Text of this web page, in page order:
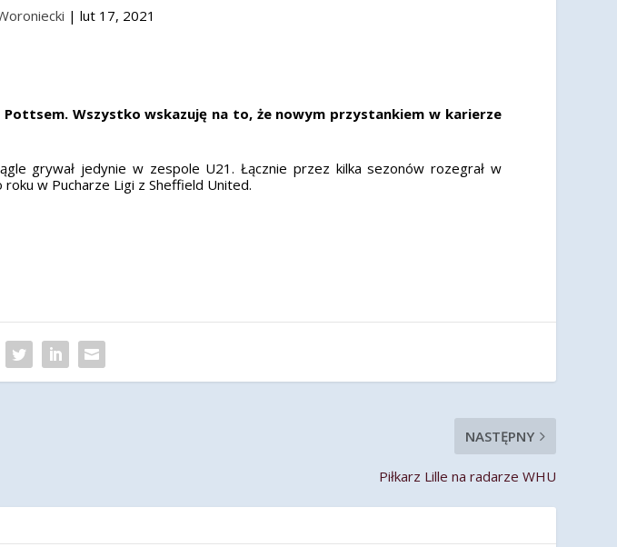
| lut 17, 2021
Wszystko wskazuję na to, że nowym przystankiem w karierze
grywał jedynie w zespole U21. Łącznie przez kilka sezonów rozegrał w
w Pucharze Ligi z Sheffield United.
NASTĘPNY
Piłkarz Lille na radarze WHU